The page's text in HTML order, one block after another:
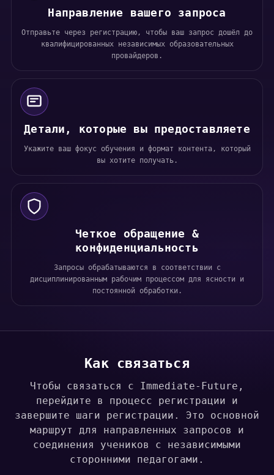
Направление вашего запроса
Отправьте через регистрацию, чтобы ваш запрос дошёл до
квалифицированных независимых образовательных
провайдеров.
Детали, которые вы предоставляете
Укажите ваш фокус обучения и формат контента, который
вы хотите получать.
Четкое обращение &
конфиденциальность
Запросы обрабатываются в соответствии с
дисциплинированным рабочим процессом для ясности и
постоянной обработки.
Как связаться
Чтобы связаться с Immediate-Future,
перейдите в процесс регистрации и
завершите шаги регистрации. Это основной
маршрут для направленных запросов и
соединения учеников с независимыми
сторонними педагогами.